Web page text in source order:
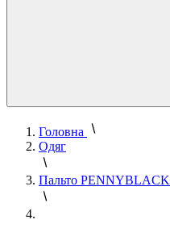
Головна
Одяг
Пальто PENNYBLACK